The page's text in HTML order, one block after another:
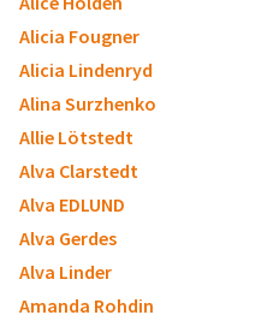
Alicia Fougner
Alicia Lindenryd
Alina Surzhenko
Allie Lötstedt
Alva Clarstedt
Alva EDLUND
Alva Gerdes
Alva Linder
Amanda Rohdin